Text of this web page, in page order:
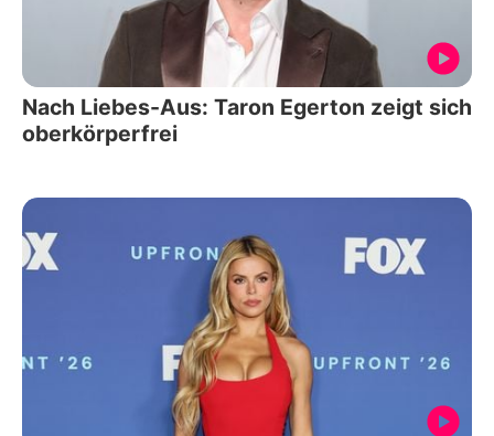
Nach Liebes-Aus: Taron Egerton zeigt sich
oberkörperfrei